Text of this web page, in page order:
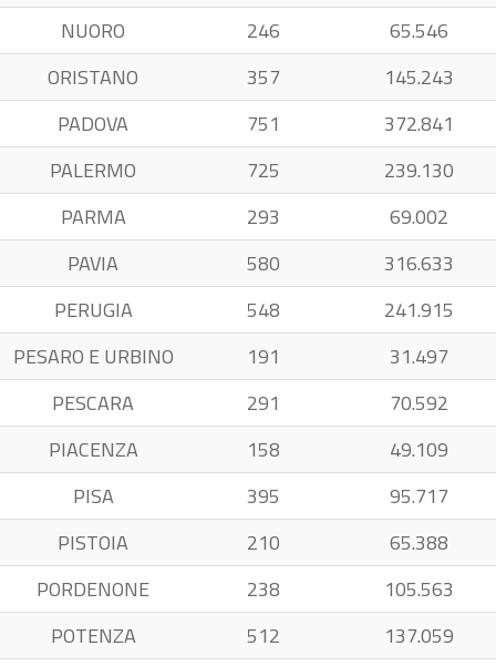
NUORO
246
65.546
ORISTANO
357
145.243
PADOVA
751
372.841
PALERMO
725
239.130
PARMA
293
69.002
PAVIA
580
316.633
PERUGIA
548
241.915
PESARO E URBINO
191
31.497
PESCARA
291
70.592
PIACENZA
158
49.109
PISA
395
95.717
PISTOIA
210
65.388
PORDENONE
238
105.563
POTENZA
512
137.059